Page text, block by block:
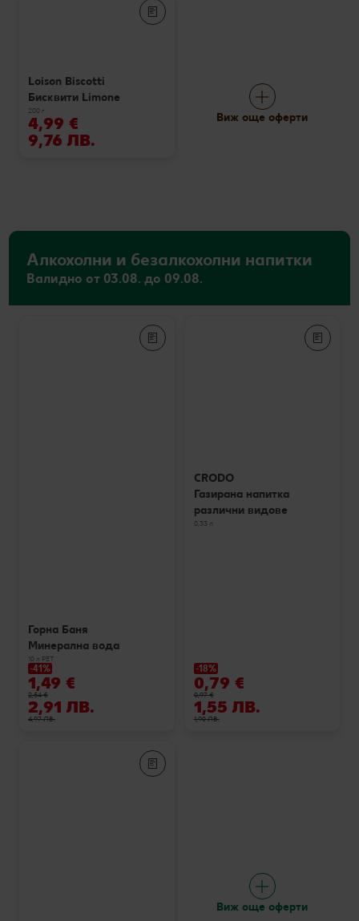
Loison Biscotti
Бисквити Limone
200 г
4,99 €
9,76 ЛВ.
Виж още оферти
Алкохолни и безалкохолни напитки
Валидно от 03.08. до 09.08.
Горна Баня
Минерална вода
10 л РЕТ
-41%
1,49 €
2,54 €
2,91 ЛВ.
4,97 ЛВ.
CRODO
Газирана напитка
различни видове
0,33 л
-18%
0,79 €
0,97 €
1,55 ЛВ.
1,90 ЛВ.
Виж още оферти